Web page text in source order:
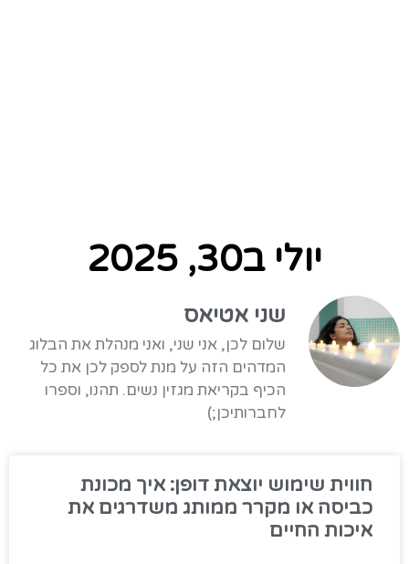
יולי ב30, 2025
שני אטיאס
שלום לכן, אני שני, ואני מנהלת את הבלוג
המדהים הזה על מנת לספק לכן את כל
הכיף בקריאת מגזין נשים. תהנו, וספרו
לחברותיכן;)
חווית שימוש יוצאת דופן: איך מכונת
כביסה או מקרר ממותג משדרגים את
איכות החיים